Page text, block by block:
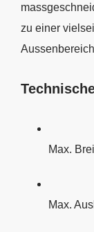
zu einer
Max.
Max.